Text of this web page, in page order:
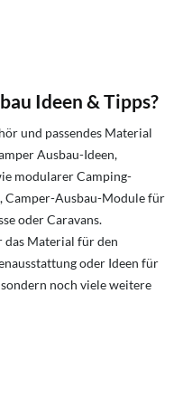
Ideen & Tipps?
und passendes Material
Ausbau-Ideen,
modularer Camping-
Camper-Ausbau-Module für
oder Caravans.
Material für den
oder Ideen für
noch viele weitere